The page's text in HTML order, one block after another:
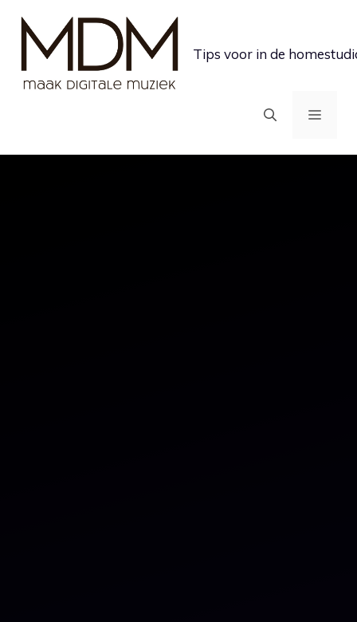
inhoud
Tips voor in de
MENU